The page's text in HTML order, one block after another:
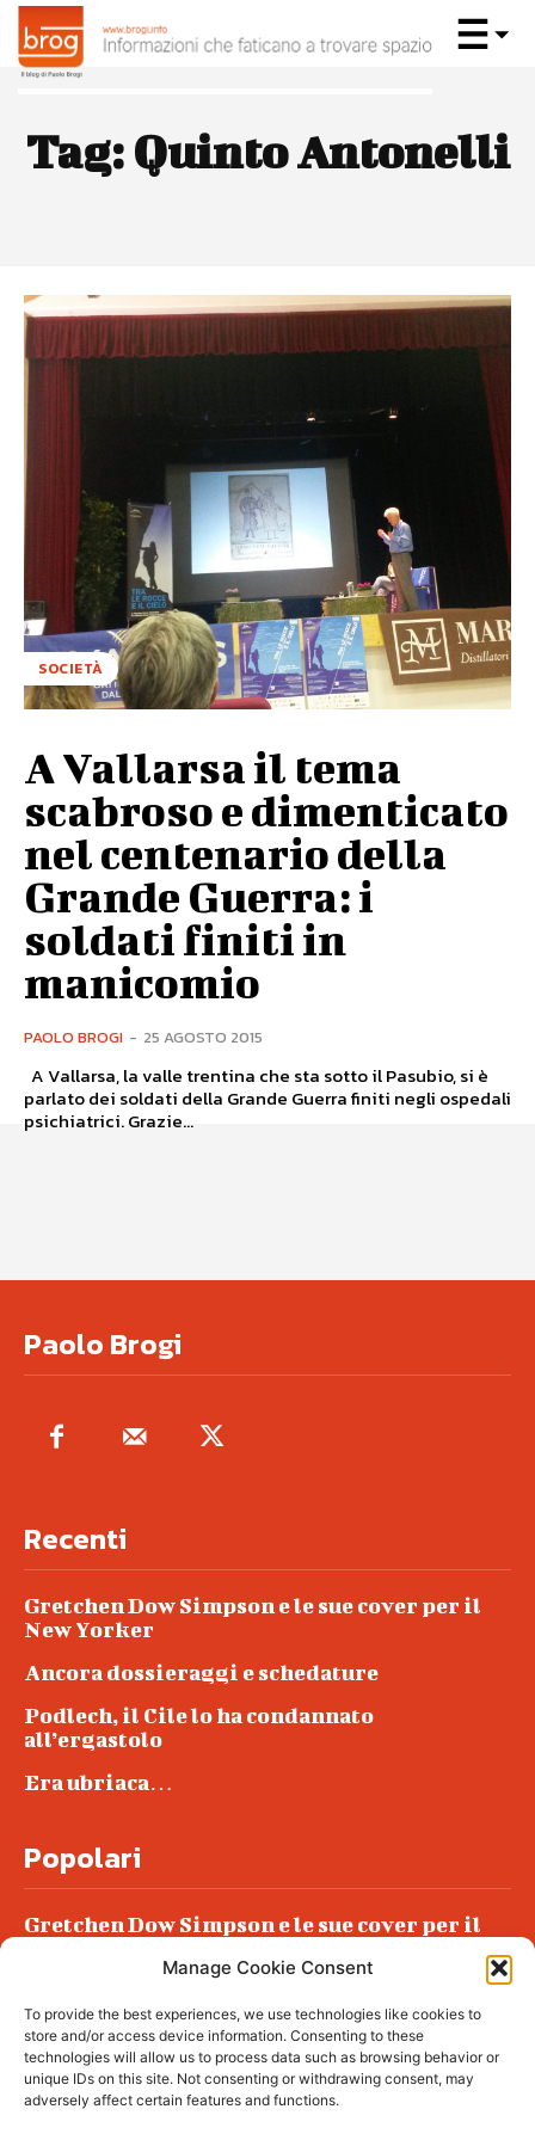
Manage Cookie Consent
To provide the best experiences, we use technologies like cookies to
store and/or access device information. Consenting to these
technologies will allow us to process data such as browsing behavior or
unique IDs on this site. Not consenting or withdrawing consent, may
adversely affect certain features and functions.
Tag: Quinto Antonelli
SOCIETÀ
A Vallarsa il tema
scabroso e dimenticato
nel centenario della
Grande Guerra: i
soldati finiti in
manicomio
PAOLO BROGI - 25 AGOSTO 2015
parlato dei soldati della Grande Guerra finiti negli ospedali
psichiatrici. Grazie...
Paolo Brogi
Recenti
Gretchen Dow Simpson e le sue cover per il
New Yorker
Ancora dossieraggi e schedature
Podlech, il Cile lo ha condannato
all’ergastolo
Era ubriaca…
Popolari
Gretchen Dow Simpson e le sue cover per il
Podlech, il Cile lo ha condannato
all’ergastolo
Era ubriaca…